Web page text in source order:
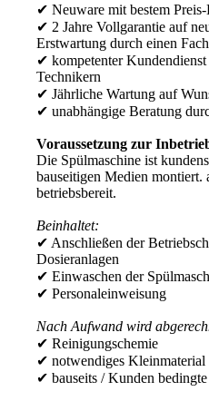
✔ Neuware mit bestem
✔ 2 Jahre Vollgarantie auf
Erstwartung durch einen
✔ kompetenter Kundendienst
Technikern
✔ Jährliche Wartung auf
✔ unabhängige Beratung
Voraussetzung zur
Die Spülmaschine ist
bauseitigen Medien montiert.
betriebsbereit.
Beinhaltet:
✔ Anschließen der
Dosieranlagen
✔ Einwaschen der
✔ Personaleinweisung
Nach Aufwand wird
✔ Reinigungschemie
✔ notwendiges Kleinmaterial
✔ bauseits / Kunden bedingte